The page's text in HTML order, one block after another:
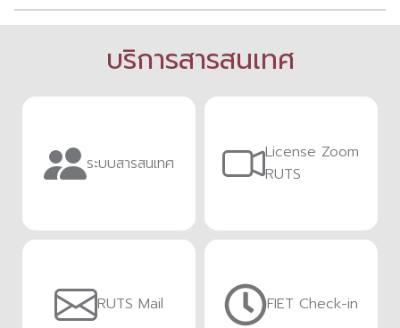
บริการสารสนเทศ
ระบบสารสนเทศ
License Zoom
RUTS
RUTS Mail FIET Check-in